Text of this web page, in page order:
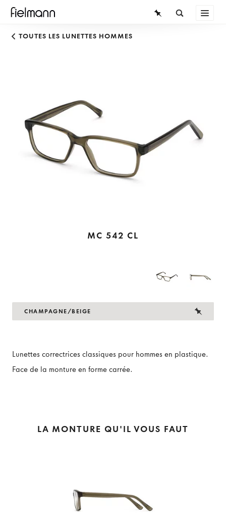
LUNETTES
CONNAISSANCES
SERVICE
TOUTES LES LUNETTES HOMMES
MC 542 CL
CHAMPAGNE/BEIGE
Lunettes correctrices classiques pour hommes en plastique.
Face de la monture en forme carrée.
LA MONTURE QU'IL VOUS FAUT